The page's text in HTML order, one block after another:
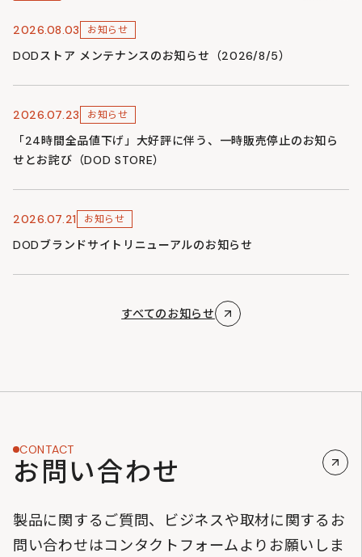
2026.08.03 お知らせ
DODストア メンテナンスのお知らせ（2026/8/5）
2026.07.23 お知らせ
「24時間全品値下げ」大好評に伴う、一時販売停止のお知ら
せとお詫び（DOD STORE）
2026.07.21 お知らせ
DODブランドサイトリニューアルのお知らせ
すべてのお知らせ
CONTACT
お問い合わせ
製品に関するご質問、ビジネスや取材に関するお
問い合わせはコンタクトフォームよりお願いしま